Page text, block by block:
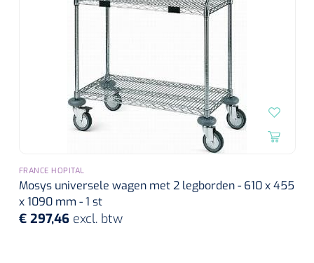
FRANCE HOPITAL
Mosys universele wagen met 2 legborden - 610 x 455
x 1090 mm - 1 st
€ 297,46 excl. btw